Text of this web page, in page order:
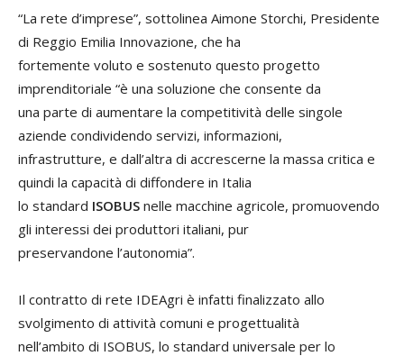
“La rete d’imprese”, sottolinea Aimone Storchi, Presidente
di Reggio Emilia Innovazione, che ha
fortemente voluto e sostenuto questo progetto
imprenditoriale “è una soluzione che consente da
una parte di aumentare la competitività delle singole
aziende condividendo servizi, informazioni,
infrastrutture, e dall’altra di accrescerne la massa critica e
quindi la capacità di diffondere in Italia
lo standard ISOBUS nelle macchine agricole, promuovendo
gli interessi dei produttori italiani, pur
preservandone l’autonomia”.
Il contratto di rete IDEAgri è infatti finalizzato allo
svolgimento di attività comuni e progettualità
nell’ambito di ISOBUS, lo standard universale per lo